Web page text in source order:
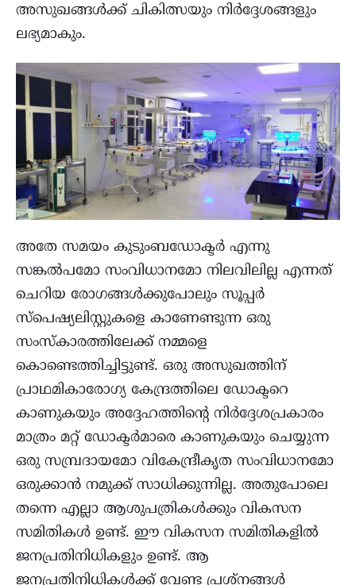
അസുഖങ്ങള്‍ക്ക് ചികിത്സയും നിർദ്ദേശങ്ങളും
ലഭ്യമാകും.
അതേ സമയം കുടുംബഡോക്ടർ എന്നു
സങ്കൽപമോ സംവിധാനമോ നിലവിലില്ല എന്നത്
ചെറിയ രോഗങ്ങള്‍ക്കുപോലും സൂപ്പർ
സ്പെഷ്യലിസ്റ്റുകളെ കാണേണ്ടുന്ന ഒരു
സംസ്കാരത്തിലേക്ക് നമ്മളെ
കൊണ്ടെത്തിച്ചിട്ടുണ്ട്. ഒരു അസുഖത്തിന്
പ്രാഥമികാരോഗ്യ കേന്ദ്രത്തിലെ ഡോക്ടറെ
കാണുകയും അദ്ദേഹത്തിന്‍റെ നിർദ്ദേശപ്രകാരം
മാത്രം മറ്റ് ഡോക്ടർമാരെ കാണുകയും ചെയ്യുന്ന
ഒരു സമ്പ്രദായമോ വികേന്ദ്രീകൃത സംവിധാനമോ
ഒരുക്കാന്‍ നമുക്ക് സാധിക്കുന്നില്ല. അതുപോലെ
തന്നെ എല്ലാ ആശുപത്രികൾക്കും വികസന
സമിതികൾ ഉണ്ട്. ഈ വികസന സമിതികളിൽ
ജനപ്രതിനിധികളും ഉണ്ട്. ആ
ജനപ്രതിനിധികൾക്ക് വേണ്ട പ്രശ്നങ്ങൾ